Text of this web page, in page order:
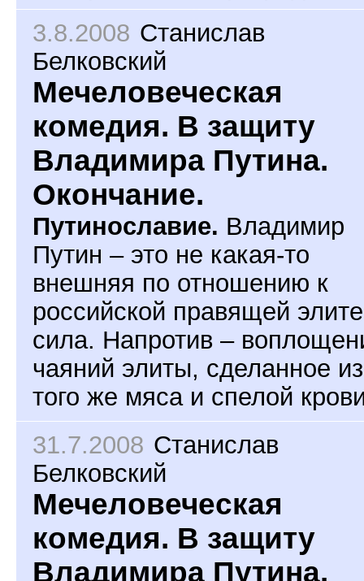
3.8.2008 Станислав
Белковский
Мечеловеческая
комедия. В защиту
Владимира Путина.
Окончание.
Путинославие. Владимир
Путин – это не какая-то
внешняя по отношению к
российской правящей элите
сила. Напротив –
чаяний элиты, сделанное из
того же мяса и спелой
31.7.2008 Станислав
Белковский
Мечеловеческая
комедия. В защиту
Владимира Путина.